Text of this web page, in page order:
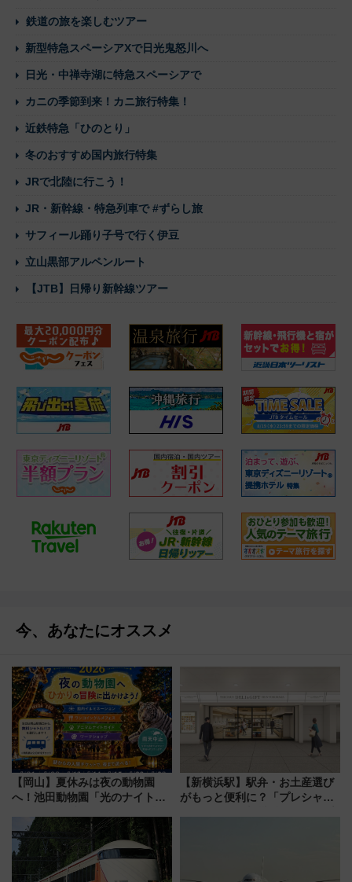
鉄道の旅を楽しむツアー
新型特急スペーシアXで日光鬼怒川へ
日光・中禅寺湖に特急スペーシアで
カニの季節到来！カニ旅行特集！
近鉄特急「ひのとり」
冬のおすすめ国内旅行特集
JRで北陸に行こう！
JR・新幹線・特急列車で #ずらし旅
サフィール踊り子号で行く伊豆
立山黒部アルペンルート
【JTB】日帰り新幹線ツアー
今、あなたにオススメ
【岡山】夏休みは夜の動物園
へ！池田動物園「光のナイトズ
な夜
【新横浜駅】駅弁・お土産選び
がもっと便利に？「プレシャス